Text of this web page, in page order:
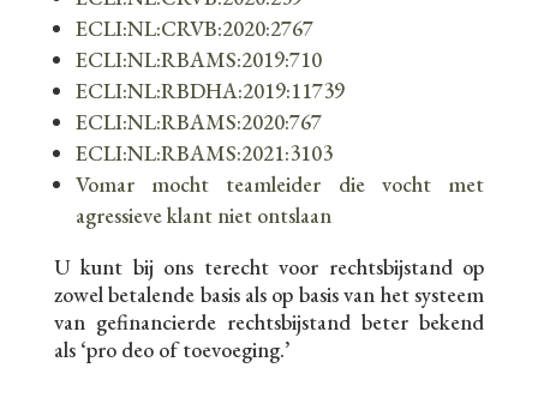
ECLI:NL:CRVB:2020:2767
ECLI:NL:RBAMS:2019:710
ECLI:NL:RBDHA:2019:11739
ECLI:NL:RBAMS:2020:767
ECLI:NL:RBAMS:2021:3103
Vomar mocht teamleider die vocht met
agressieve klant niet ontslaan
U kunt bij ons terecht voor rechtsbijstand op
zowel betalende basis als op basis van het systeem
van gefinancierde rechtsbijstand beter bekend
als ‘pro deo of toevoeging.’